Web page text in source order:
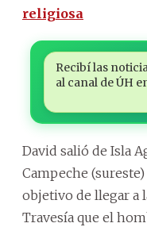
religiosa
Recibí las
al canal de ÚH
David salió de Isla
Campeche
objetivo de llegar a
Travesía que el